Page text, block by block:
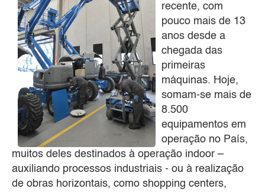
recente, com
pouco mais de 13
anos desde a
chegada das
primeiras
máquinas. Hoje,
somam-se mais de
8.500
equipamentos em
operação no País,
muitos deles destinados à operação indoor –
auxiliando processos industriais - ou à realização
de obras horizontais, como shopping centers,